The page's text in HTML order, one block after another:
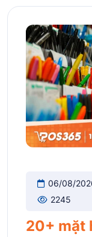
06/08/
2245
20+ mặt